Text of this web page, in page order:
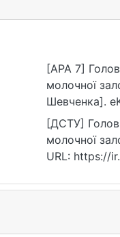
[APA 7]
молочної
Шевченка].
[ДСТУ]
молочної
URL: https://